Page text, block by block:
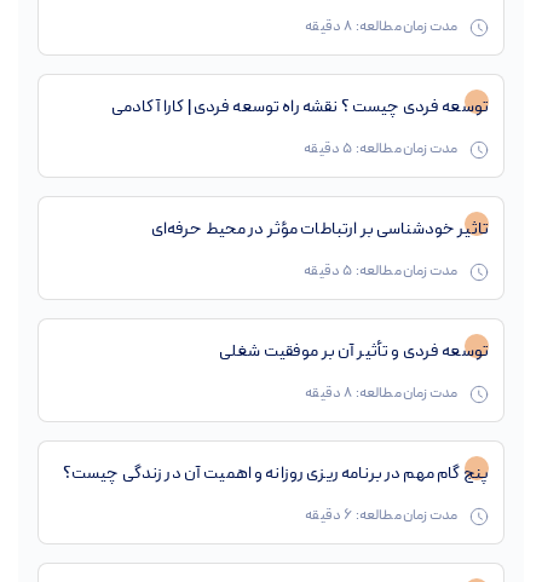
مدت زمان مطالعه: 8دقیقه
توسعه فردی چیست ؟ نقشه راه توسعه فردی | کارا آکادمی
مدت زمان مطالعه: 5دقیقه
تاثیر خودشناسی بر ارتباطات مؤثر در محیط حرفه‌ای
مدت زمان مطالعه: 5دقیقه
توسعه فردی و تأثیر آن بر موفقیت شغلی
مدت زمان مطالعه: 8دقیقه
پنج گام مهم در برنامه ریزی روزانه و اهمیت آن در زندگی چیست؟
مدت زمان مطالعه: 6 دقیقه